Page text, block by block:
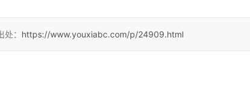
： https://www.youxiabc.com/p/24909.html